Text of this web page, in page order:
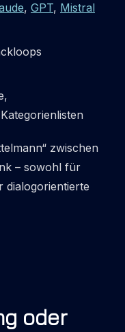
, GPT, Mistral
zwischen
– sowohl für
dialogorientierte
oder